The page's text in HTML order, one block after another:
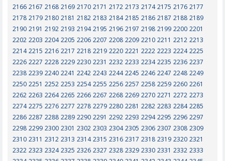
2166 2167 2168 2169 2170 2171 2172 2173 2174 2175 2176 2177
2178 2179 2180 2181 2182 2183 2184 2185 2186 2187 2188 2189
2190 2191 2192 2193 2194 2195 2196 2197 2198 2199 2200 2201
2202 2203 2204 2205 2206 2207 2208 2209 2210 2211 2212 2213
2214 2215 2216 2217 2218 2219 2220 2221 2222 2223 2224 2225
2226 2227 2228 2229 2230 2231 2232 2233 2234 2235 2236 2237
2238 2239 2240 2241 2242 2243 2244 2245 2246 2247 2248 2249
2250 2251 2252 2253 2254 2255 2256 2257 2258 2259 2260 2261
2262 2263 2264 2265 2266 2267 2268 2269 2270 2271 2272 2273
2274 2275 2276 2277 2278 2279 2280 2281 2282 2283 2284 2285
2286 2287 2288 2289 2290 2291 2292 2293 2294 2295 2296 2297
2298 2299 2300 2301 2302 2303 2304 2305 2306 2307 2308 2309
2310 2311 2312 2313 2314 2315 2316 2317 2318 2319 2320 2321
2322 2323 2324 2325 2326 2327 2328 2329 2330 2331 2332 2333